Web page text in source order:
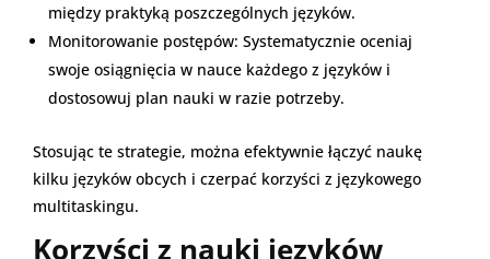
między praktyką poszczególnych języków.
Monitorowanie postępów: Systematycznie oceniaj
swoje osiągnięcia w nauce każdego z języków i
dostosowuj plan nauki w razie potrzeby.
Stosując te strategie, można efektywnie łączyć naukę
kilku języków obcych i czerpać korzyści z językowego
multitaskingu.
Korzyści z nauki języków